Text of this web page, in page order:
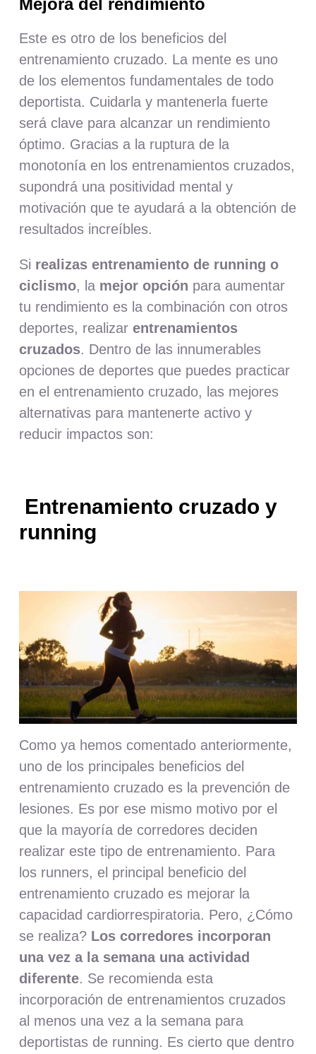
Este es otro de los beneficios del
entrenamiento cruzado. La mente es uno
de los elementos fundamentales de todo
deportista. Cuidarla y mantenerla fuerte
será clave para alcanzar un rendimiento
óptimo. Gracias a la ruptura de la
monotonía en los entrenamientos cruzados,
supondrá una positividad mental y
motivación que te ayudará a la obtención de
resultados increíbles.
Si realizas entrenamiento de running o
ciclismo, la mejor opción para aumentar
tu rendimiento es la combinación con otros
deportes, realizarentrenamientos
cruzados. Dentro de las innumerables
opciones de deportes que puedes practicar
en el entrenamiento cruzado, las mejores
alternativas para mantenerte activo y
reducir impactos son:
Entrenamiento cruzado y
running
Como ya hemos comentado anteriormente,
uno de los principales beneficios del
entrenamiento cruzado es la prevención de
lesiones. Es por ese mismo motivo por el
que la mayoría de corredores deciden
realizar este tipo de entrenamiento. Para
los runners, el principal beneficio del
entrenamiento cruzado es mejorar la
capacidad cardiorrespiratoria. Pero, ¿Cómo
se realiza? Los corredores incorporan
una vez a la semana una actividad
diferente. Se recomienda esta
incorporación de entrenamientos cruzados
al menos una vez a la semana para
deportistas de running. Es cierto que dentro